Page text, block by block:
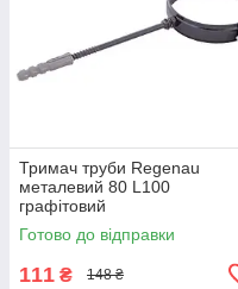
Тримач труби Regenau
металевий 80 L100
графітовий
Готово до відправки
111 ₴ 148 ₴